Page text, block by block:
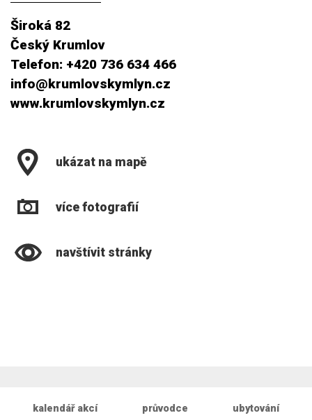
Široká 82
Český Krumlov
Telefon: +420 736 634 466
info@krumlovskymlyn.cz
www.krumlovskymlyn.cz
ukázat na mapě
více fotografií
navštívit stránky
kalendář akcí průvodce ubytování